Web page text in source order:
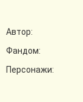
Автор:
Фандом:
Персонажи: